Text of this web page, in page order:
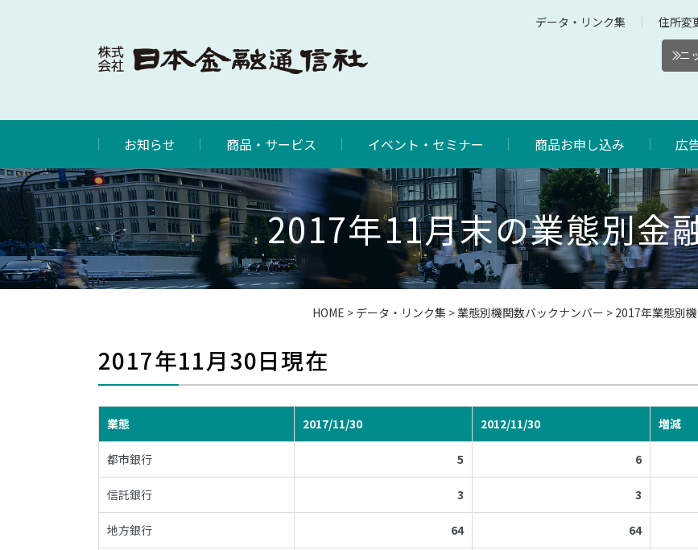
データ・リンク集 住所変
ニ
お知らせ 商品・サービス イベント・セミナー 商品お申し込み 広
2017年11月末の業態別金
HOME > データ・リンク集 >業態別機関数バックナンバー > 2017年業態別
2017年11月30日現在
業態 2017/11/30 2012/11/30 増減
都市銀行 5 6
信託銀行 3 3
地方銀行 64 64